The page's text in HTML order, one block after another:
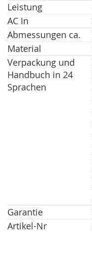
Leistung
AC In
Abmessungen ca.
Material
Verpackung und
Handbuch in 24
Sprachen
Garantie
Artikel-Nr